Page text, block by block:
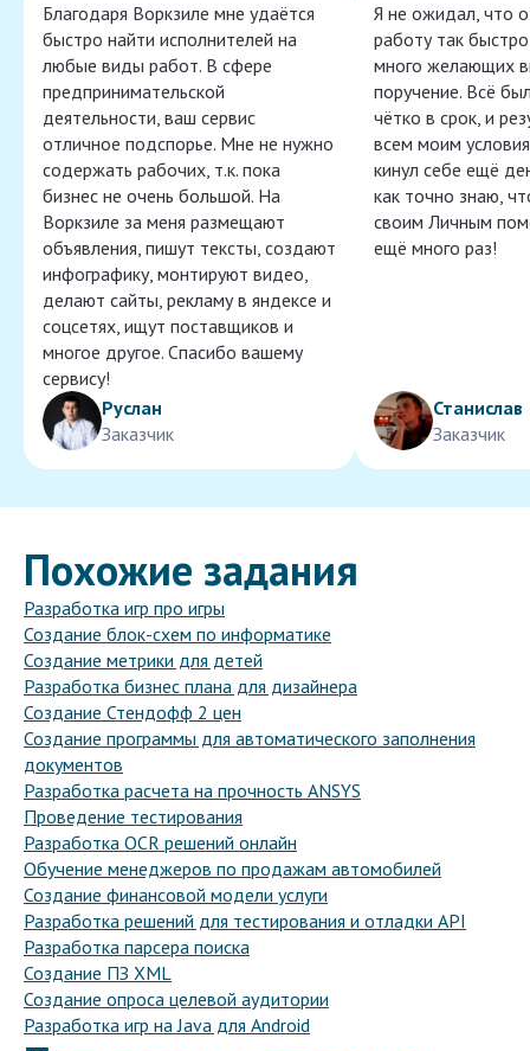
Благодаря Воркзиле мне удаётся
быстро найти исполнителей на
любые виды работ. В сфере
предпринимательской
деятельности, ваш сервис
отличное подспорье. Мне не нужно
содержать рабочих, т.к. пока
бизнес не очень большой. На
Воркзиле за меня размещают
объявления, пишут тексты, создают
инфографику, монтируют видео,
делают сайты, рекламу в яндексе и
соцсетях, ищут поставщиков и
многое другое. Спасибо вашему
сервису!
Руслан
Заказчик
Я не ожидал, что
работу так
много желающих
поручение. Всё
чётко в срок, и
всем моим
кинул себе ещё
как точно знаю,
своим Личным
ещё много раз!
Станислав
Заказчик
Похожие задания
Разработка игр про игры
Создание блок-схем по информатике
Создание метрики для детей
Разработка бизнес плана для дизайнера
Создание Стендофф 2 цен
Создание программы для автоматического заполнения
документов
Разработка расчета на прочность ANSYS
Проведение тестирования
Разработка OCR решений онлайн
Обучение менеджеров по продажам автомобилей
Создание финансовой модели услуги
Разработка решений для тестирования и отладки API
Разработка парсера поиска
Создание ПЗ XML
Создание опроса целевой аудитории
Разработка игр на Java для Android